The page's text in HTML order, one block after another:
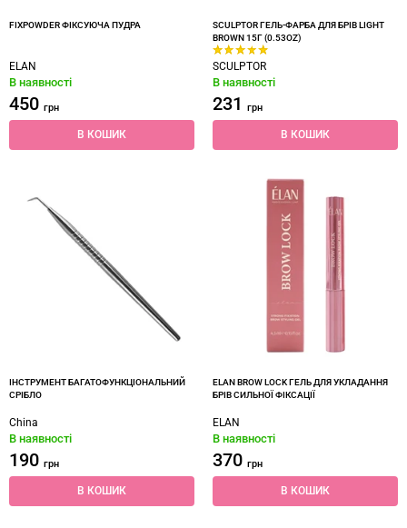
FIXPOWDER ФІКСУЮЧА ПУДРА
ELAN
В наявності
450 грн
В КОШИК
SCULPTOR ГЕЛЬ-ФАРБА ДЛЯ БРІВ LIGHT
BROWN 15Г (0.53OZ)
SCULPTOR
В наявності
231 грн
В КОШИК
ІНСТРУМЕНТ БАГАТОФУНКЦІОНАЛЬНИЙ
СРІБЛО
China
В наявності
190 грн
В КОШИК
ELAN BROW LOCK ГЕЛЬ ДЛЯ УКЛАДАННЯ
БРІВ СИЛЬНОЇ ФІКСАЦІЇ
ELAN
В наявності
370 грн
В КОШИК